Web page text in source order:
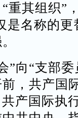
重其组织”
是名称的
向“支部委
，共产国
产国际执